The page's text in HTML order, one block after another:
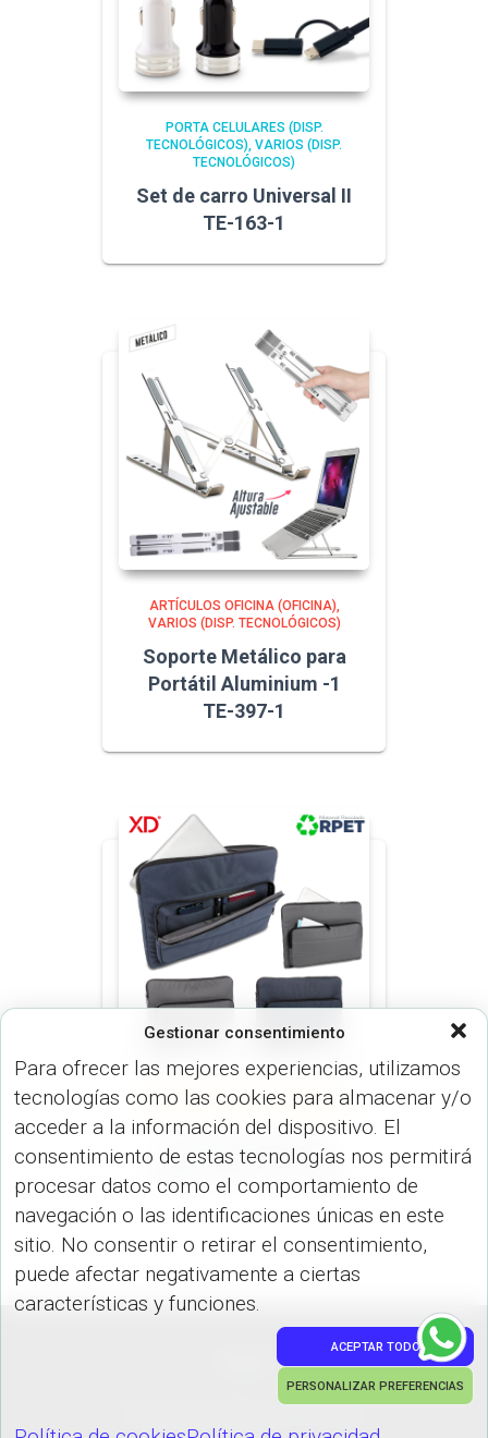
Gestionar consentimiento
Para ofrecer las mejores experiencias, utilizamos
tecnologías como las cookies para almacenar y/o
acceder a la información del dispositivo. El
consentimiento de estas tecnologías nos permitirá
procesar datos como el comportamiento de
navegación o las identificaciones únicas en este
sitio. No consentir o retirar el consentimiento,
puede afectar negativamente a ciertas
características y funciones.
ACEPTAR TODO
PERSONALIZAR PREFERENCIAS
PORTA CELULARES (DISP.
TECNOLÓGICOS) VARIOS (DISP.
TECNOLÓGICOS)
Set de carro Universal II
TE-163-1
ARTÍCULOS OFICINA (OFICINA)
VARIOS (DISP. TECNOLÓGICOS)
Soporte Metálico para
Portátil Aluminium -1
TE-397-1
VARIOS (DISP. TECNOLÓGICOS)
VARIOS (MALETINES Y MORRALES)
Funda Portalaptop
Impact RPET VA-1000